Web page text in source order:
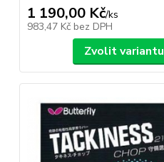
1 190,00 Kč/ks
983,47 Kč bez DPH
Zvolit variantu